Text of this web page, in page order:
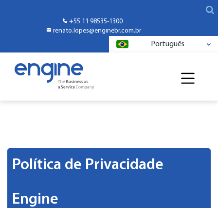
+55 11 98535-1300
renato.lopes@enginebr.com.br
Português
Política de Privacidade
Engine